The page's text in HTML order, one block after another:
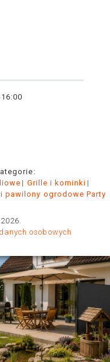
Grille i kominki
pawilony ogrodowe Party
osobowych